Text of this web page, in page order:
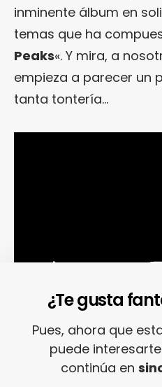
inminente álbum en
temas que ha
Peaks«. Y mira, a
empieza a parecer un
tanta tontería…
¿Te gusta
Pues, ahora que
puede
continúa en